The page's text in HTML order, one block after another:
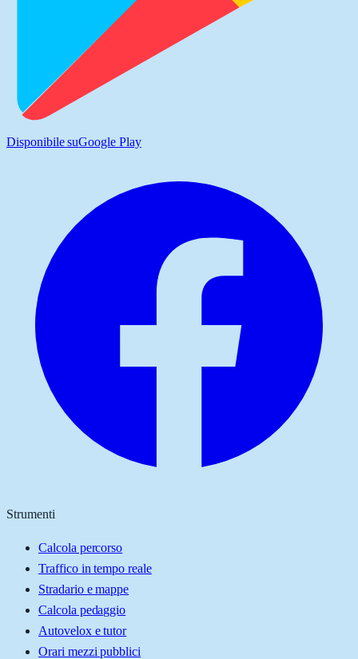
Disponibile suGoogle Play
Strumenti
Calcola percorso
Traffico in tempo reale
Stradario e mappe
Calcola pedaggio
Autovelox e tutor
Orari mezzi pubblici